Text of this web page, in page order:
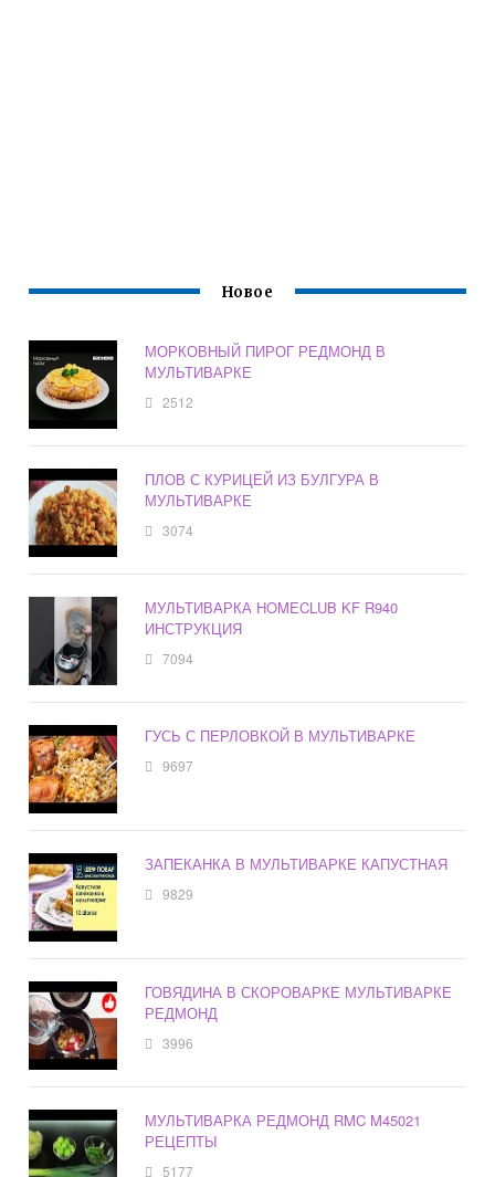
Новое
МОРКОВНЫЙ ПИРОГ РЕДМОНД В
МУЛЬТИВАРКЕ
2512
ПЛОВ С КУРИЦЕЙ ИЗ БУЛГУРА В
МУЛЬТИВАРКЕ
3074
МУЛЬТИВАРКА HOMECLUB KF R940
ИНСТРУКЦИЯ
7094
ГУСЬ С ПЕРЛОВКОЙ В МУЛЬТИВАРКЕ
9697
ЗАПЕКАНКА В МУЛЬТИВАРКЕ КАПУСТНАЯ
9829
ГОВЯДИНА В СКОРОВАРКЕ МУЛЬТИВАРКЕ
РЕДМОНД
3996
МУЛЬТИВАРКА РЕДМОНД RMC M45021
РЕЦЕПТЫ
5177